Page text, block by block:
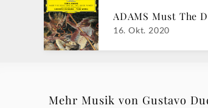
ADAMS Must The
16. Okt. 2020
Mehr Musik von Gustavo